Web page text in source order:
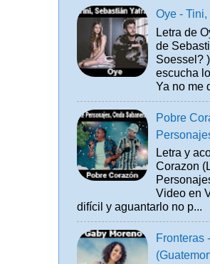
Oye -
Letra de
de
Soessel?
escucha
Ya no me
Pobre
Letra y
Corazon
Video en
difícil y aguantarlo no p...
Fronteras